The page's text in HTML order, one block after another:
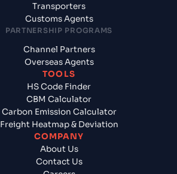
Transporters
Customs Agents
PARTNERSHIP PROGRAMS
Channel Partners
Overseas Agents
TOOLS
HS Code Finder
CBM Calculator
Carbon Emission Calculator
Freight Heatmap & Deviation
COMPANY
About Us
Contact Us